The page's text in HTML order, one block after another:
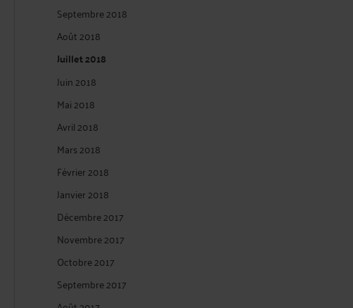
Septembre 2018
Août 2018
Juillet 2018
Juin 2018
Mai 2018
Avril 2018
Mars 2018
Février 2018
Janvier 2018
Décembre 2017
Novembre 2017
Octobre 2017
Septembre 2017